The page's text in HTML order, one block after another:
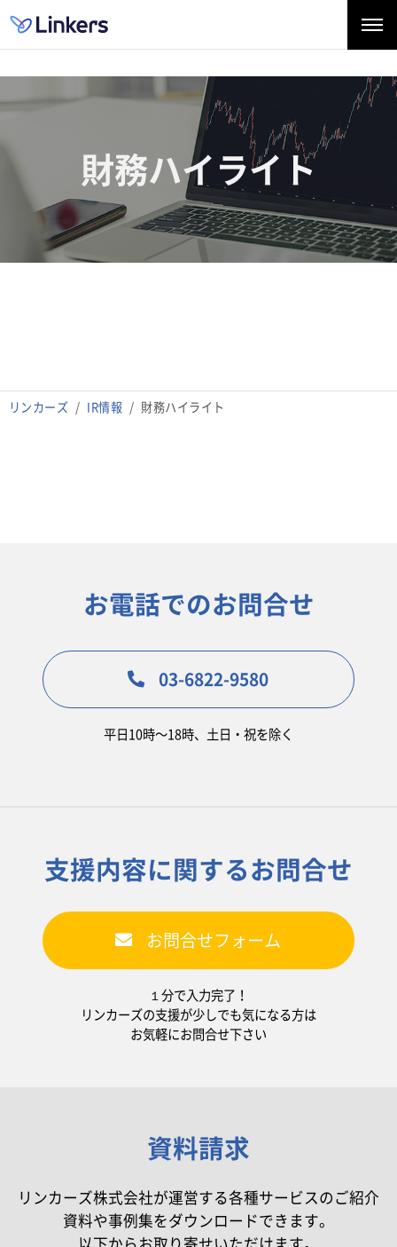
リンカーズ IR情報 財務ハイライト
財務ハイライト
お電話でのお問合せ
03-6822-9580
平日10時〜18時、土日・祝を除く
支援内容に関するお問合せ
お問合せフォーム
１分で入力完了！
リンカーズの支援が少しでも気になる方は
お気軽にお問合せ下さい
資料請求
リンカーズ株式会社が運営する各種サービスのご紹介
資料や事例集をダウンロードできます。
以下からお取り寄せいただけます。